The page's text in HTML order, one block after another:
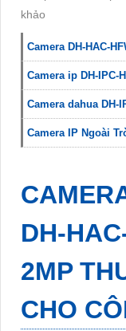
khảo
Camera DH-HAC-
Camera ip DH-IPC-
Camera dahua DH-
Camera IP Ngoài
DH-
2MP
CHO